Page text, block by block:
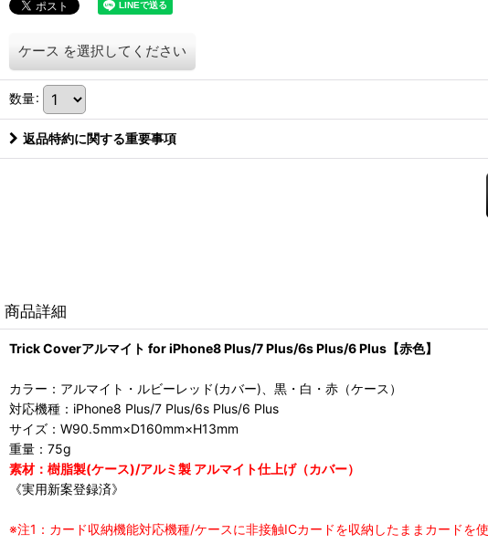
ケース を選択してください
数量:
返品特約に関する重要事項
商品詳細
Trick Coverアルマイト for iPhone8 Plus/7 Plus/6s Plus/6 Plus【赤色】
カラー：アルマイト・ルビーレッド(カバー)、黒・白・赤（ケース）
対応機種：iPhone8 Plus/7 Plus/6s Plus/6 Plus
サイズ：W90.5mm×D160mm×H13mm
重量：75g
素材：樹脂製(ケース)/アルミ製 アルマイト仕上げ（カバー）
《実用新案登録済》
※注1：カード収納機能対応機種/ケースに非接触ICカードを収納したままカードを